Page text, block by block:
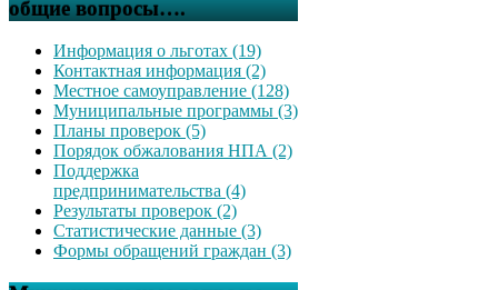
общие вопросы….
Информация о льготах (19)
Контактная информация (2)
Местное самоуправление (128)
Муниципальные программы (3)
Планы проверок (5)
Порядок обжалования НПА (2)
Поддержка
предпринимательства (4)
Результаты проверок (2)
Статистические данные (3)
Формы обращений граждан (3)